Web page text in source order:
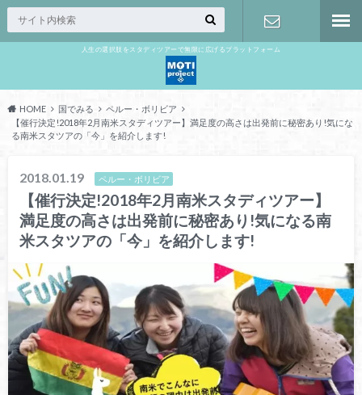
人生の選択肢をスタディツアーで無限に広げるプラットフォーム
HOME 国でみる
ペルー・ボリビア
【催行決定!2018年2月南米スタディツアー】満足度の高さは出発前に秘密あり!気にな
る南米スタツアの「今」を紹介します!
2018.01.19 ペルー・ボリビア
【催行決定!2018年2月南米スタディツアー】
満足度の高さは出発前に秘密あり!気になる南
米スタツアの「今」を紹介します!